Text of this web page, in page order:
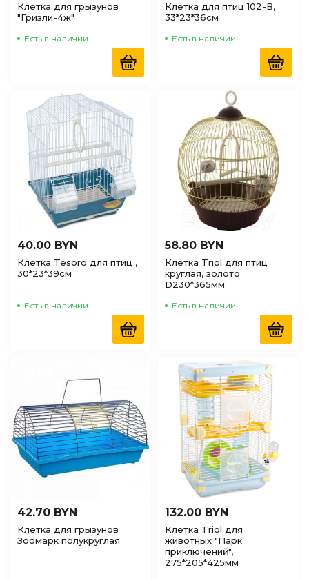
Клетка для грызунов
"Гризли-4ж"
Есть в наличии
Клетка для птиц 102-В,
33*23*36см
Есть в наличии
40.00 BYN
Клетка Tesoro для птиц ,
30*23*39см
Есть в наличии
58.80 BYN
Клетка Triol для птиц
круглая, золото
D230*365мм
Есть в наличии
42.70 BYN
Клетка для грызунов
Зоомарк полукруглая
132.00 BYN
Клетка Triol для
животных "Парк
приключений",
275*205*425мм